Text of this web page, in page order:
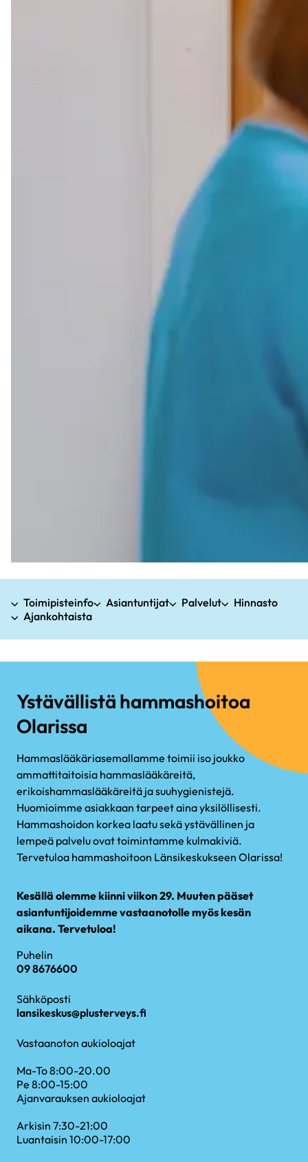
Toimipisteinfo Asiantuntijat Palvelut
Hinnasto
Ajankohtaista
Ystävällistä hammashoitoa
Olarissa
Hammaslääkäriasemallamme toimii iso joukko
ammattitaitoisia hammaslääkäreitä,
erikoishammaslääkäreitä ja suuhygienistejä.
Huomioimme asiakkaan tarpeet aina yksilöllisesti.
Hammashoidon korkea laatu sekä ystävällinen ja
lempeä palvelu ovat toimintamme kulmakiviä.
Tervetuloa hammashoitoon Länsikeskukseen Olarissa!
Kesällä olemme kiinni viikon 29. Muuten pääset
asiantuntijoidemme vastaanotolle myös kesän
aikana. Tervetuloa!
Puhelin
09 8676600
Sähköposti
lansikeskus@plusterveys.fi
Vastaanoton aukioloajat
Ma-To 8:00-20.00
Pe 8:00-15:00
Ajanvarauksen aukioloajat
Arkisin 7:30-21:00
Luantaisin 10:00-17:00